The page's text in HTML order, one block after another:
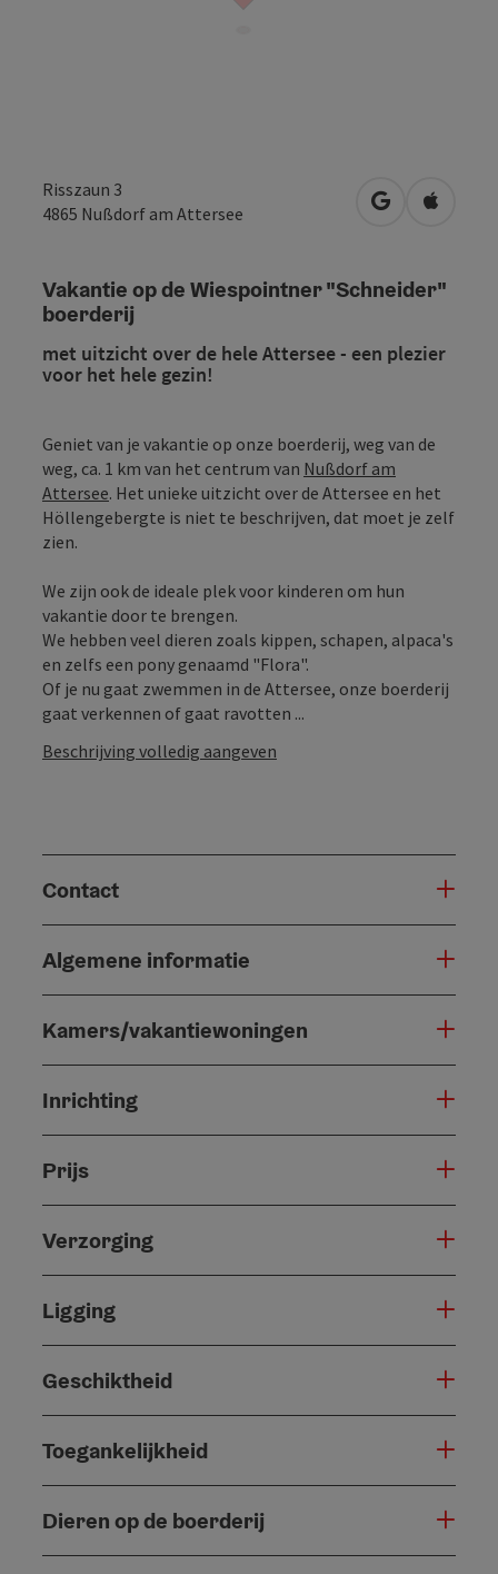
Risszaun 3
4865 Nußdorf am Attersee Openen in
Vakantie op de Wiespointner "Schneider"
boerderij
met uitzicht over de hele Attersee - een plezier
voor het hele gezin!
Geniet van je vakantie op onze boerderij, weg van de
weg, ca. 1 km van het centrum van Nußdorf am
Attersee. Het unieke uitzicht over de Attersee en het
Höllengebergte is niet te beschrijven, dat moet je zelf
zien.
We zijn ook de ideale plek voor kinderen om hun
vakantie door te brengen.
We hebben veel dieren zoals kippen, schapen, alpaca's
en zelfs een pony genaamd "Flora".
Of je nu gaat zwemmen in de Attersee, onze boerderij
gaat verkennen of gaat ravotten ...
Beschrijving volledig aangeven
Contact
Algemene informatie
Kamers/vakantiewoningen
Inrichting
Prijs
Verzorging
Ligging
Geschiktheid
Toegankelijkheid
Dieren op de boerderij